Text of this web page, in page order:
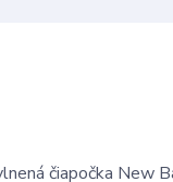
čiapočka New